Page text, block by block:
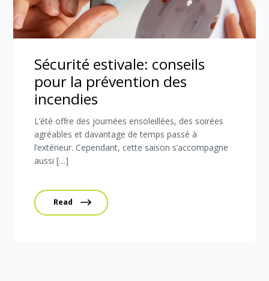
Sécurité estivale: conseils
pour la prévention des
incendies
L’été offre des journées ensoleillées, des soirées
agréables et davantage de temps passé à
l’extérieur. Cependant, cette saison s’accompagne
aussi […]
Read